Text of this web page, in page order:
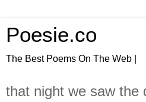
Poesie.co
The Best Poems On The Web |
that night we saw the